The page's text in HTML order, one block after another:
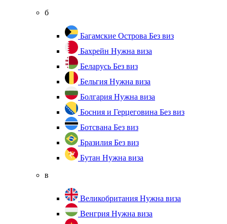
б
Багамские Острова Без виз
Бахрейн Нужна виза
Беларусь Без виз
Бельгия Нужна виза
Болгария Нужна виза
Босния и Герцеговина Без виз
Ботсвана Без виз
Бразилия Без виз
Бутан Нужна виза
в
Великобритания Нужна виза
Венгрия Нужна виза